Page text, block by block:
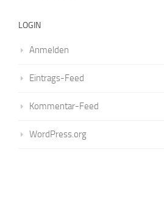
LOGIN
Anmelden
Eintrags-Feed
Kommentar-Feed
WordPress.org